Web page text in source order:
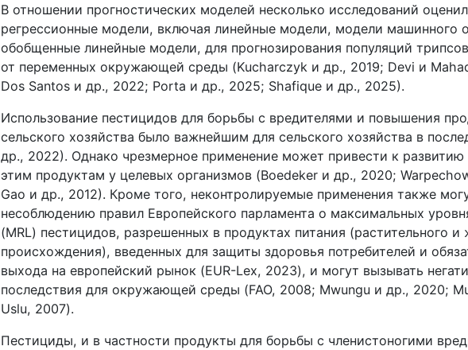
В отношении прогностических моделей несколько исследований
регрессионные модели, включая линейные модели, модели машинного
обобщенные линейные модели, для прогнозирования популяций
от переменных окружающей среды (Kucharczyk и др., 2019; Devi и
Dos Santos и др., 2022; Porta и др., 2025; Shafique и др., 2025).
Использование пестицидов для борьбы с вредителями и повышения
сельского хозяйства было важнейшим для сельского хозяйства в
др., 2022). Однако чрезмерное применение может привести к развитию
этим продуктам у целевых организмов (Boedeker и др., 2020;
Gao и др., 2012). Кроме того, неконтролируемые применения также
несоблюдению правил Европейского парламента о максимальных
(MRL) пестицидов, разрешенных в продуктах питания (растительного и
происхождения), введенных для защиты здоровья потребителей и
выхода на европейский рынок (EUR-Lex, 2023), и могут вызывать
последствия для окружающей среды (FAO, 2008; Mwungu и др., 2020;
Uslu, 2007).
Пестициды, и в частности продукты для борьбы с членистоногими